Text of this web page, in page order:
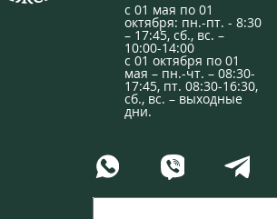
с 01 мая по 01
октября: пн.-пт. - 8:30
– 17:45, сб., вс. –
10:00-14:00
с 01 октября по 01
мая – пн.-чт. – 08:30-
17:45, пт. 08:30-16:30,
сб., вс. – выходные
дни.